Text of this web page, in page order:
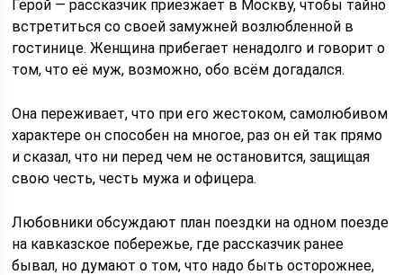
Герой — рассказчик приезжает в Москву, чтобы тайно
встретиться со своей замужней возлюбленной в
гостинице. Женщина прибегает ненадолго и говорит о
том, что её муж, возможно, обо всём догадался.
Она переживает, что при его жестоком, самолюбивом
характере он способен на многое, раз он ей так прямо
и сказал, что ни перед чем не остановится, защищая
свою честь, честь мужа и офицера.
Любовники обсуждают план поездки на одном поезде
на кавказское побережье, где рассказчик ранее
бывал, но думают о том, что надо быть осторожнее,